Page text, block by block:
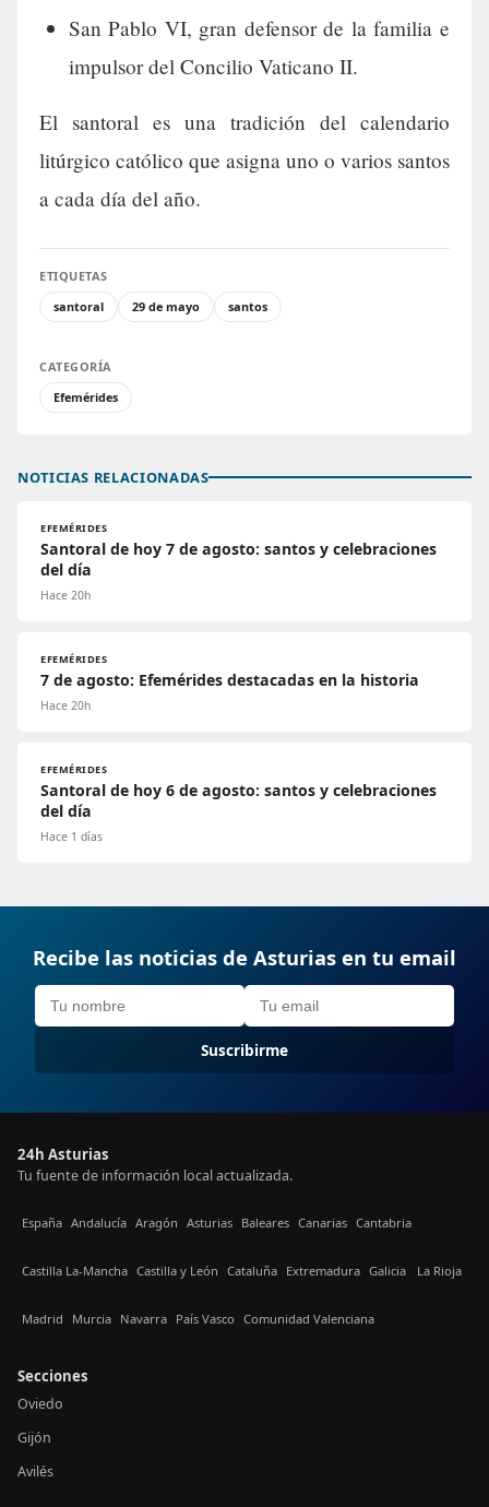
San Pablo VI, gran defensor de la familia e
impulsor del Concilio Vaticano II.
El santoral es una tradición del calendario
litúrgico católico que asigna uno o varios santos
a cada día del año.
ETIQUETAS
santoral
29 de mayo santos
CATEGORÍA
Efemérides
NOTICIAS RELACIONADAS
EFEMÉRIDES
Santoral de hoy 7 de agosto: santos y celebraciones
del día
Hace 20h
EFEMÉRIDES
7 de agosto: Efemérides destacadas en la historia
Hace 20h
EFEMÉRIDES
Santoral de hoy 6 de agosto: santos y celebraciones
del día
Hace 1 días
Recibe las noticias de Asturias en tu email
Suscribirme
24h Asturias
Tu fuente de información local actualizada.
España Andalucía Aragón Asturias Baleares Canarias Cantabria
Castilla La-Mancha Castilla y León Cataluña Extremadura Galicia La Rioja
Madrid Murcia Navarra País Vasco Comunidad Valenciana
Secciones
Oviedo
Gijón
Avilés